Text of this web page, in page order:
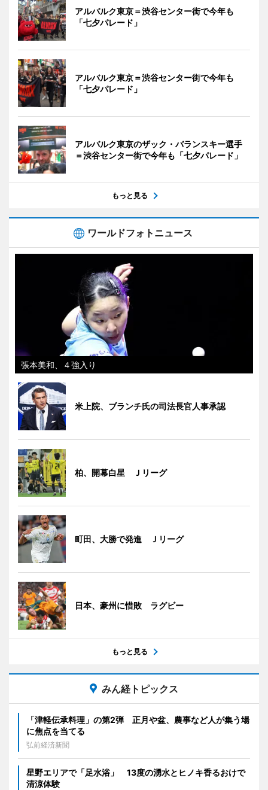
アルバルク東京＝渋谷センター街で今年も
「七夕パレード」
アルバルク東京＝渋谷センター街で今年も
「七夕パレード」
アルバルク東京のザック・バランスキー選手
＝渋谷センター街で今年も「七夕パレード」
もっと見る
ワールドフォトニュース
張本美和、４強入り
米上院、ブランチ氏の司法長官人事承認
柏、開幕白星 Ｊリーグ
町田、大勝で発進 Ｊリーグ
日本、豪州に惜敗 ラグビー
もっと見る
みん経トピックス
「津軽伝承料理」の第2弾 正月や盆、農事など人が集う場
に焦点を当てる
弘前経済新聞
星野エリアで「足水浴」 13度の湧水とヒノキ香るおけで
清涼体験